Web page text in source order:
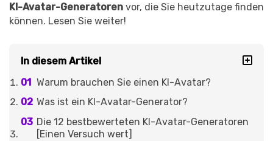
KI-Avatar-Generatoren vor, die Sie heutzutage finden
können. Lesen Sie weiter!
In diesem Artikel
Warum brauchen Sie einen KI-Avatar?
Was ist ein KI-Avatar-Generator?
Die 12 bestbewerteten KI-Avatar-Generatoren
[Einen Versuch wert]